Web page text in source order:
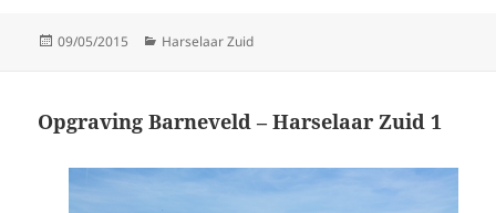
Posted
09/05/2015 Categories
Harselaar Zuid
Opgraving Barneveld – Harselaar Zuid 1